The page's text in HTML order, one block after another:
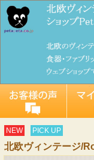
NEW PICK UP
北欧ヴィンテージ/